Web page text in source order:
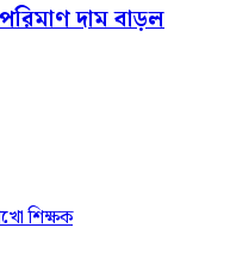
দাম বাড়ল
শিক্ষক